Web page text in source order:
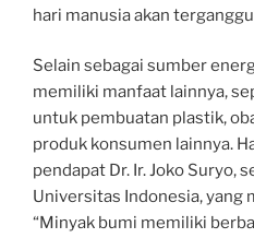
hari manusia akan
Selain sebagai sumber
memiliki manfaat lainnya,
untuk pembuatan plastik,
produk konsumen lainnya.
pendapat Dr. Ir. Joko Suryo,
Universitas Indonesia, yang
“Minyak bumi memiliki